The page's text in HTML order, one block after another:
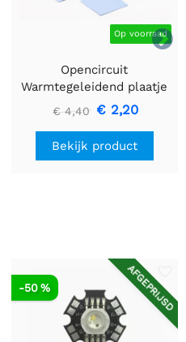

Op voorraad
Opencircuit
Warmtegeleidend plaatje
50 x 50mm - 0.5mm -
2.0W/M.K - 8 stuks
€ 4,40 € 2,20
Bekijk product
AFGEPRIJSD
-50 %